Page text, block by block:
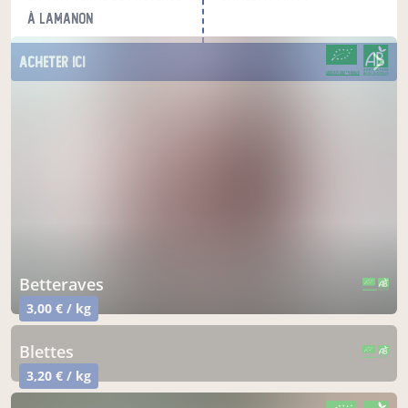
à Lamanon
acheter ici
betteraves
3,00 € / kg
CERTIFIÉ PAR FR-BIO-15
AGRICULTURE FRANCE
blettes
3,20 € / kg